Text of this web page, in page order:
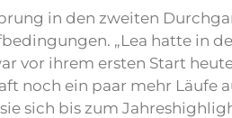
in den zweiten
„Lea hatte in
vor ihrem ersten Start
noch ein paar mehr Läufe
sich bis zum